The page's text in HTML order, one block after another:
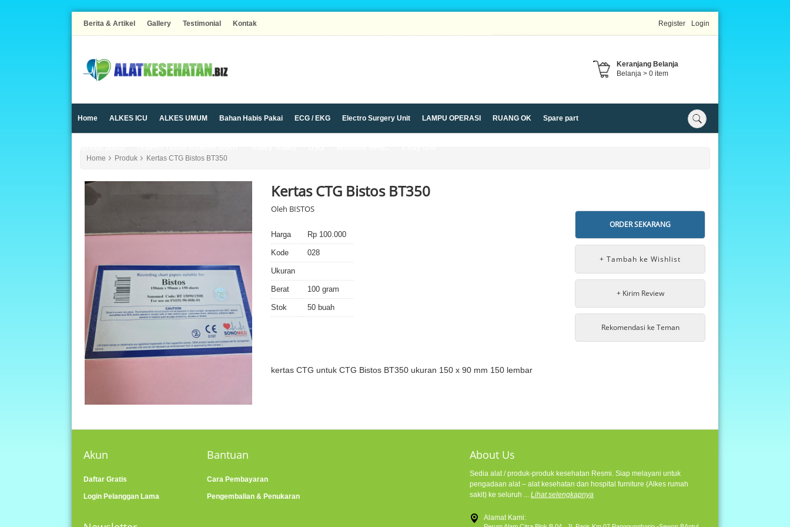
Berita & Artikel Gallery Testimonial Kontak Login
Register
Keranjang Belanja
Belanja > 0 item
Home ALKES ICU ALKES UMUM Bahan Habis Pakai ECG / EKG Electro Surgery Unit LAMPU OPERASI RUANG OK Spare part
Home
Produk Kertas CTG Bistos BT350
Kertas CTG Bistos BT350
Oleh BISTOS
Harga Rp 100.000
Kode 028
Ukuran
Berat 100 gram
Stok 50 buah
ORDER SEKARANG
+ Kirim Review
Rekomendasi ke Teman
kertas CTG untuk CTG Bistos BT350 ukuran 150 x 90 mm 150 lembar
About Us
Sedia alat / produk-produk kesehatan Resmi. Siap melayani untuk
pengadaan alat – alat kesehatan dan hospital furniture (Alkes rumah
sakit) ke seluruh ...Lihat selengkapnya
Alamat Kami:
Akun
Daftar Gratis
Login Pelanggan Lama
Bantuan
Cara Pembayaran
Pengembalian & Penukaran